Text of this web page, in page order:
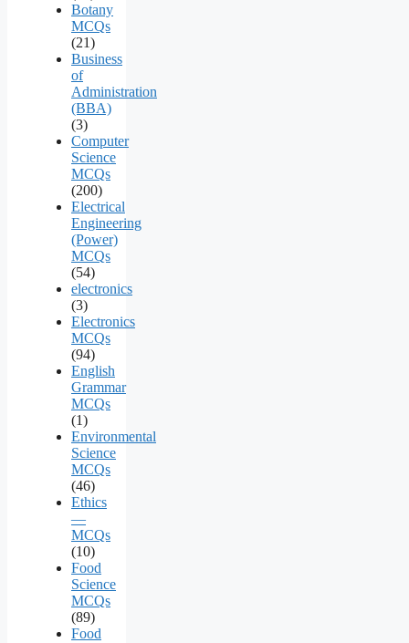
Botany
MCQs
(21)
Business
of
Administration
(BBA)
(3)
Computer
Science
MCQs
(200)
Electrical
Engineering
(Power)
MCQs
(54)
electronics
(3)
Electronics
MCQs
(94)
English
Grammar
MCQs
(1)
Environmental
Science
MCQs
(46)
Ethics
—
MCQs
(10)
Food
Science
MCQs
(89)
Food